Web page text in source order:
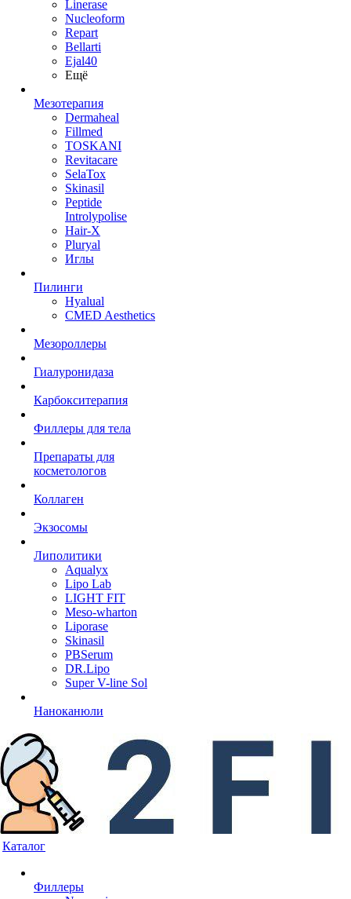
Linerase
Nucleoform
Repart
Bellarti
Ejal40
Ещё
Мезотерапия
Dermaheal
Fillmed
TOSKANI
Revitacare
SelaTox
Skinasil
Peptide
Introlypolise
Hair-X
Pluryal
Иглы
Пилинги
Hyalual
CMED Aesthetics
Мезороллеры
Гиалуронидаза
Карбокситерапия
Филлеры для тела
Препараты для
косметологов
Коллаген
Экзосомы
Липолитики
Aqualyx
Lipo Lab
LIGHT FIT
Meso-wharton
Liporase
Skinasil
PBSerum
DR.Lipo
Super V-line Sol
Наноканюли
Каталог
Филлеры